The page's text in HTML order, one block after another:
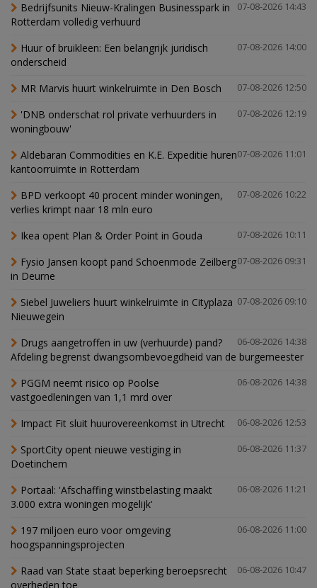
07-08-2026 14:43
Bedrijfsunits Nieuw-Kralingen Businesspark in
Rotterdam volledig verhuurd
07-08-2026 14:00
Huur of bruikleen: Een belangrijk juridisch
onderscheid
07-08-2026 12:50
MR Marvis huurt winkelruimte in Den Bosch
07-08-2026 12:19
'DNB onderschat rol private verhuurders in
woningbouw'
07-08-2026 11:01
Aldebaran Commodities en K.E. Expeditie huren
kantoorruimte in Rotterdam
07-08-2026 10:22
BPD verkoopt 40 procent minder woningen,
verlies krimpt naar 18 mln euro
07-08-2026 10:11
Ikea opent Plan & Order Point in Gouda
07-08-2026 09:31
Fysio Jansen koopt pand Schoenmode Zeilberg
in Deurne
07-08-2026 09:10
Siebel Juweliers huurt winkelruimte in Cityplaza
Nieuwegein
06-08-2026 14:38
Drugs aangetroffen in uw (verhuurde) pand?
Afdeling begrenst dwangsombevoegdheid van de burgemeester
06-08-2026 14:38
PGGM neemt risico op Poolse
vastgoedleningen van 1,1 mrd over
06-08-2026 12:53
Impact Fit sluit huurovereenkomst in Utrecht
06-08-2026 11:37
SportCity opent nieuwe vestiging in
Doetinchem
06-08-2026 11:21
Portaal: 'Afschaffing winstbelasting maakt
3.000 extra woningen mogelijk'
06-08-2026 11:00
197 miljoen euro voor omgeving
hoogspanningsprojecten
06-08-2026 10:47
Raad van State staat beperking beroepsrecht
overheden toe